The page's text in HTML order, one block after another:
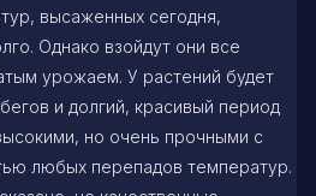
высаженных сегодня,
Однако взойдут они все
урожаем. У растений будет
и долгий, красивый период
но очень прочными с
любых перепадов температур.